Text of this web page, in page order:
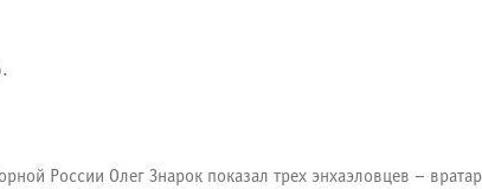
России Олег Знарок показал трех энхаэловцев –